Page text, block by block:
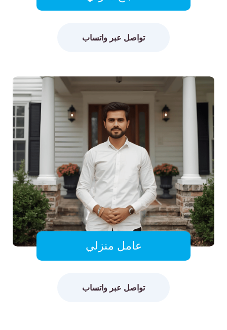
تواصل عبر واتساب
عامل منزلي
تواصل عبر واتساب